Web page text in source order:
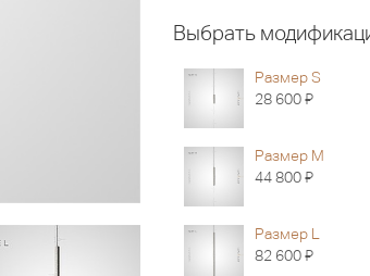
Выбрать
Размер S
28 600Я
Размер M
44 800Я
Размер L
82 600Я